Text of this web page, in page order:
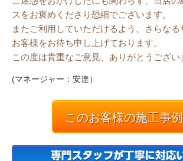
スをお褒めくださり恐縮でございます。
またご利用していただけるよう、さらな
お客様をお待ち申し上げております。
この度は貴重なご意見、ありがとうござい
(マネージャー：安達）
このお客様の施工事